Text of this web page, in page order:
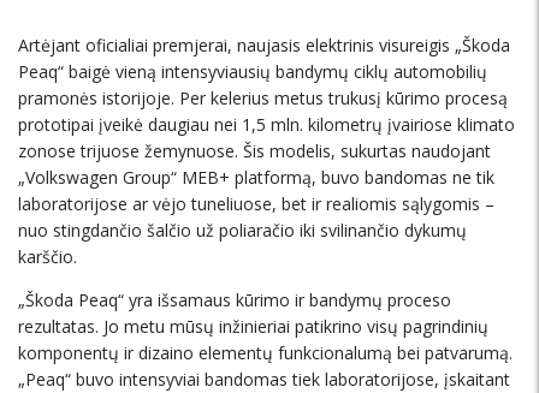
Artėjant oficialiai premjerai, naujasis elektrinis visureigis „Škoda
Peaq“ baigė vieną intensyviausių bandymų ciklų automobilių
pramonės istorijoje. Per kelerius metus trukusį kūrimo procesą
prototipai įveikė daugiau nei 1,5 mln. kilometrų įvairiose klimato
zonose trijuose žemynuose. Šis modelis, sukurtas naudojant
„Volkswagen Group“ MEB+ platformą, buvo bandomas ne tik
laboratorijose ar vėjo tuneliuose, bet ir realiomis sąlygomis –
nuo stingdančio šalčio už poliaračio iki svilinančio dykumų
karščio.
„Škoda Peaq“ yra išsamaus kūrimo ir bandymų proceso
rezultatas. Jo metu mūsų inžinieriai patikrino visų pagrindinių
komponentų ir dizaino elementų funkcionalumą bei patvarumą.
„Peaq“ buvo intensyviai bandomas tiek laboratorijose, įskaitant